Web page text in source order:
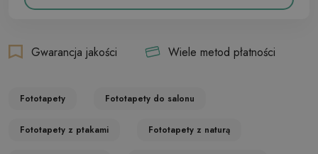
Gwarancja jakości Wiele metod płatności
Fototapety Fototapety do salonu
Fototapety z ptakami Fototapety z naturą